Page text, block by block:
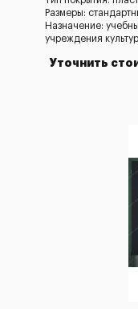
Размеры:
Назначение:
учреждения
Уточнить